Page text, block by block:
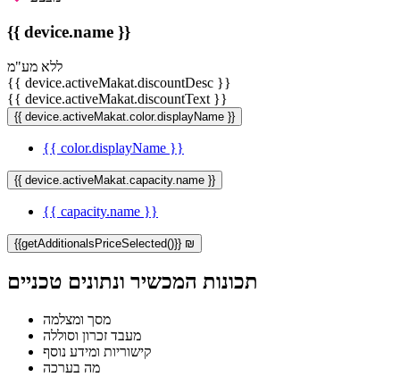
{{ device.name }}
ללא מע"מ
{{ device.activeMakat.discountDesc }}
{{ device.activeMakat.discountText }}
{{ device.activeMakat.color.displayName }}
{{ color.displayName }}
{{ device.activeMakat.capacity.name }}
{{ capacity.name }}
{{getAdditionalsPriceSelected()}} ₪
תכונות המכשיר ונתונים טכניים
מסך ומצלמה
מעבד זכרון וסוללה
קישוריות ומידע נוסף
מה בערכה